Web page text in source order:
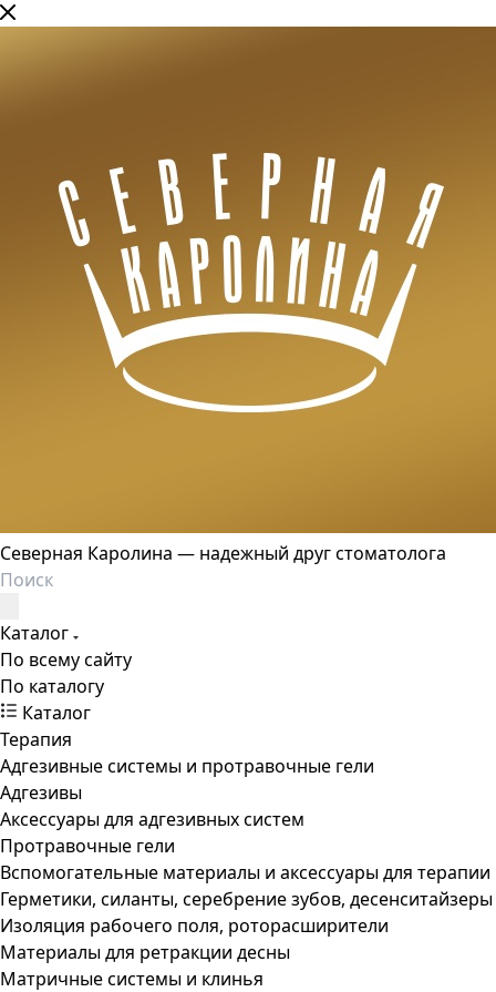
Северная Каролина — надежный друг стоматолога
Каталог
По всему сайту
По каталогу
Каталог
Терапия
Адгезивные системы и протравочные гели
Адгезивы
Аксессуары для адгезивных систем
Протравочные гели
Вспомогательные материалы и аксессуары для терапии
Герметики, силанты, серебрение зубов, десенситайзеры
Изоляция рабочего поля, роторасширители
Материалы для ретракции десны
Матричные системы и клинья